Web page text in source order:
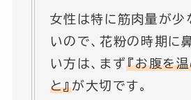
女性は特に筋肉量が少
いので、花粉の時期に
い方は、まず『お腹を
と』が大切です。